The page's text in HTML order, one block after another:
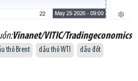
Vinanet/VITIC/Tradingeconomics
thô Brent dầu thô WTI
dầu đốt